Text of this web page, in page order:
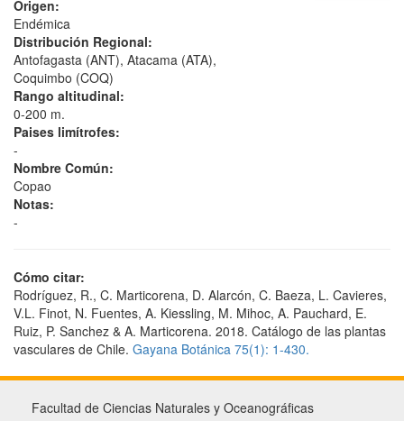
Origen:
Endémica
Distribución Regional:
Antofagasta (ANT), Atacama (ATA),
Coquimbo (COQ)
Rango altitudinal:
0-200 m.
Paises limítrofes:
-
Nombre Común:
Copao
Notas:
-
Cómo citar:
Rodríguez, R., C. Marticorena, D. Alarcón, C. Baeza, L. Cavieres,
V.L. Finot, N. Fuentes, A. Kiessling, M. Mihoc, A. Pauchard, E.
Ruiz, P. Sanchez & A. Marticorena. 2018. Catálogo de las plantas
vasculares de Chile. Gayana Botánica 75(1): 1-430.
Facultad de Ciencias Naturales y Oceanográficas